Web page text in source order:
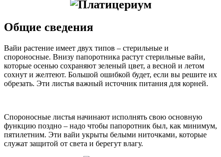
Общие сведения
Вайи растение имеет двух типов – стерильные и
спороносные. Внизу папоротника растут стерильные вайи,
которые осенью сохраняют зеленый цвет, а весной и летом
сохнут и желтеют. Большой ошибкой будет, если вы решите их
обрезать. Эти листья важный источник питания для корней.
Спороносные листья начинают исполнять свою основную
функцию поздно – надо чтобы папоротник был, как минимум,
пятилетним. Эти вайи укрыты белыми ниточками, которые
служат защитой от света и берегут влагу.